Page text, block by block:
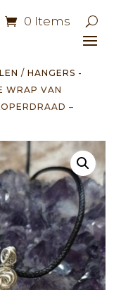
0 Items
/HANGERS -
WRAP VAN
–